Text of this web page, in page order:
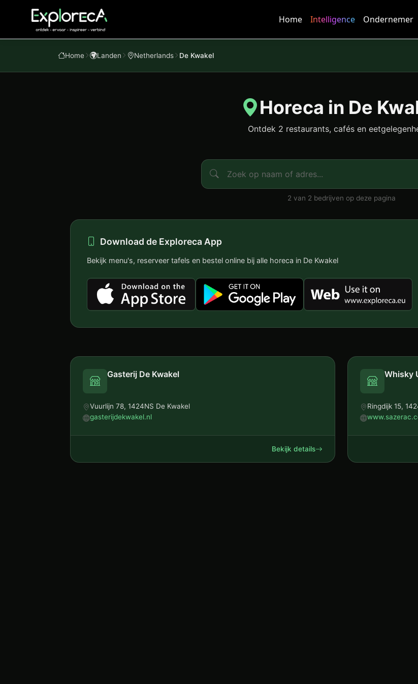
Home Intelligence Ondernemer
Home Landen Netherlands De Kwakel
Horeca in De
Ontdek 2 restaurants, cafés en
2 van 2 bedrijven op deze pagina
Download de Exploreca App
Bekijk menu's, reserveer tafels en bestel online bij alle horeca in De Kwakel
Gasterij De Kwakel
Vuurlijn 78, 1424NS De Kwakel
gasterijdekwakel.nl
Bekijk details
Whisky
Ringdijk 15,